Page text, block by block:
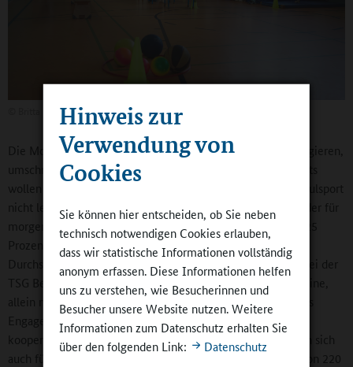
Hinweis zur
Verwendung von
Cookies
Sie können hier entscheiden, ob Sie neben
technisch notwendigen Cookies erlauben,
dass wir statistische Informationen vollständig
anonym erfassen. Diese Informationen helfen
uns zu verstehen, wie Besucherinnen und
Besucher unsere Website nutzen. Weitere
Informationen zum Datenschutz erhalten Sie
über den folgenden Link:
Datenschutz
Britta Hüning
Die Motivation der TSG Bergedorf, sich an Schulen zu engagieren,
umschreibt der Vereinsvorsitzende Boris Schmidt: „Einerseits
wollen wir ein Bewegungsgefühl vermitteln, wie es der Schulsport
nicht leisten kann. Andererseits ist es eine Chance, Mitglieder für
morgen zu gewinnen.“ Dass dies gelingt, belegt eine Zahl: 25
Prozent beträgt der Anteil der Kinder und Jugendlichen im
Durchschnitt bei Hamburger Vereinen. 40 Prozent sind es bei der
TSG Bergedorf. Schmidt und Benecke wissen auch: „Für kleine,
allein mit Ehrenamtlichen arbeitende Vereine ist ein solches
Engagement deutlich schwieriger zu stemmen.“ Die TSG
kooperiert mit 15 Schulen. Kooperation und Ganztag lohnen sich
auch für die Schule: Seit Einführung stieg die Schülerzahl von 220